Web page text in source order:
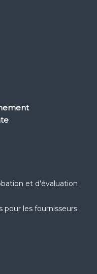
et d'évaluation
pour les fournisseurs